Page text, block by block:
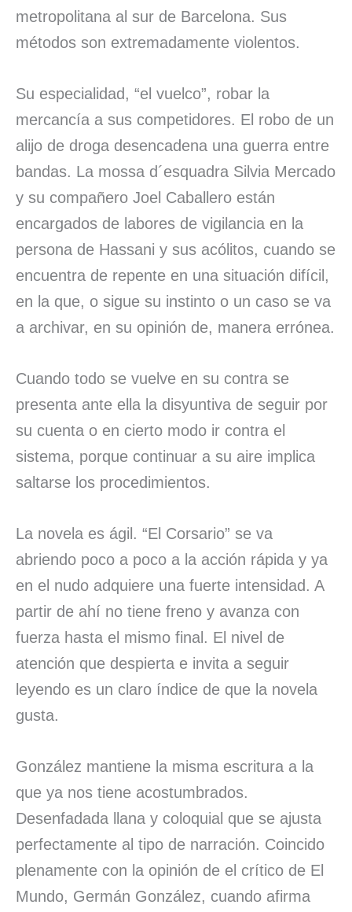
metropolitana al sur de Barcelona. Sus
métodos son extremadamente violentos.
Su especialidad, “el vuelco”, robar la
mercancía a sus competidores. El robo de un
alijo de droga desencadena una guerra entre
bandas. La mossa d´esquadra Silvia Mercado
y su compañero Joel Caballero están
encargados de labores de vigilancia en la
persona de Hassani y sus acólitos, cuando se
encuentra de repente en una situación difícil,
en la que, o sigue su instinto o un caso se va
a archivar, en su opinión de, manera errónea.
Cuando todo se vuelve en su contra se
presenta ante ella la disyuntiva de seguir por
su cuenta o en cierto modo ir contra el
sistema, porque continuar a su aire implica
saltarse los procedimientos.
La novela es ágil. “El Corsario” se va
abriendo poco a poco a la acción rápida y ya
en el nudo adquiere una fuerte intensidad. A
partir de ahí no tiene freno y avanza con
fuerza hasta el mismo final. El nivel de
atención que despierta e invita a seguir
leyendo es un claro índice de que la novela
gusta.
González mantiene la misma escritura a la
que ya nos tiene acostumbrados.
Desenfadada llana y coloquial que se ajusta
perfectamente al tipo de narración. Coincido
plenamente con la opinión de el crítico de El
Mundo, Germán González, cuando afirma